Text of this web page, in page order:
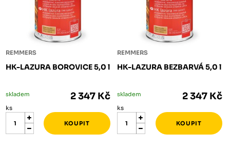
REMMERS
HK-LAZURA BOROVICE 5,0 l
skladem 2 347 Kč
ks
REMMERS
HK-LAZURA BEZBARVÁ 5,0 l
skladem 2 347 Kč
ks